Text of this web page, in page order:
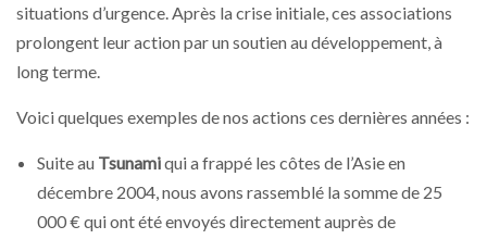
situations d’urgence. Après la crise initiale, ces associations
prolongent leur action par un soutien au développement, à
long terme.
Voici quelques exemples de nos actions ces dernières années :
Suite au Tsunamiqui a frappé les côtes de l’Asie en
décembre 2004, nous avons rassemblé la somme de 25
000 € qui ont été envoyés directement auprès de